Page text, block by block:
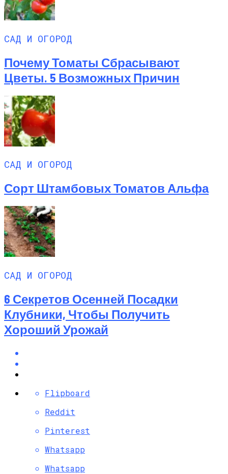
САД И ОГОРОД
Почему Томаты Сбрасывают
Цветы. 5 Возможных Причин
САД И ОГОРОД
Сорт Штамбовых Томатов Альфа
САД И ОГОРОД
6 Секретов Осенней Посадки
Клубники, Чтобы Получить
Хороший Урожай
Flipboard
Reddit
Pinterest
Whatsapp
Whatsapp